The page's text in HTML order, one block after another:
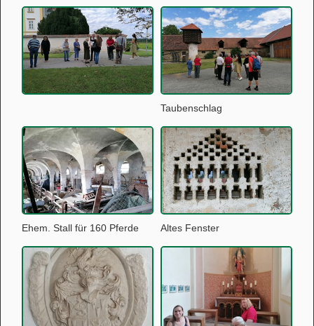
Taubenschlag
Ehem. Stall für 160 Pferde Altes Fenster